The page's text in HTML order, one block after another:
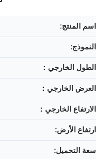
اسم المنتج:
النموذج:
الطول الخارجي：
العرض الخارجي：
الارتفاع الخارجي：
ارتفاع الأرض:
سعة التحميل: